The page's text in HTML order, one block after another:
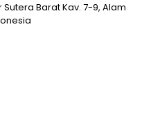
Barat Kav. 7-9, Alam